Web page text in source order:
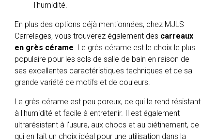
l'humidité.
En plus des options déjà mentionnées, chez MJLS
Carrelages, vous trouverez également des carreaux
en grès cérame. Le grès cérame est le choix le plus
populaire pour les sols de salle de bain en raison de
ses excellentes caractéristiques techniques et de sa
grande variété de motifs et de couleurs.
Le grès cérame est peu poreux, ce qui le rend résistant
à l'humidité et facile à entretenir. Il est également
ultrarésistant à l'usure, aux chocs et au piétinement, ce
qui en fait un choix idéal pour une utilisation dans la